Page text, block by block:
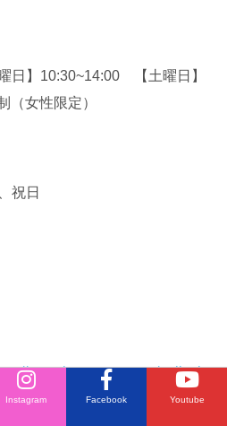
日】10:30~14:00 【土曜日】
女性限定）
祝日
www.instagram.com/nailsalon
Instagram Facebook Youtube